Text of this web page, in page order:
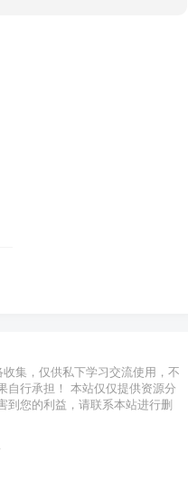
集，仅供私下学习交流使用，不
自行承担！ 本站仅仅提供资源分
到您的利益，请联系本站进行删